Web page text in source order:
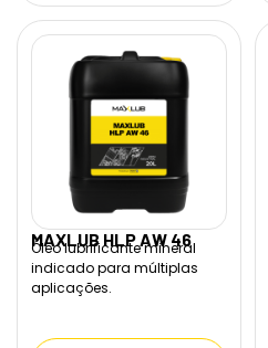
MAXLUB HLP AW 46
Óleo lubrificante mineral
indicado para múltiplas
aplicações.